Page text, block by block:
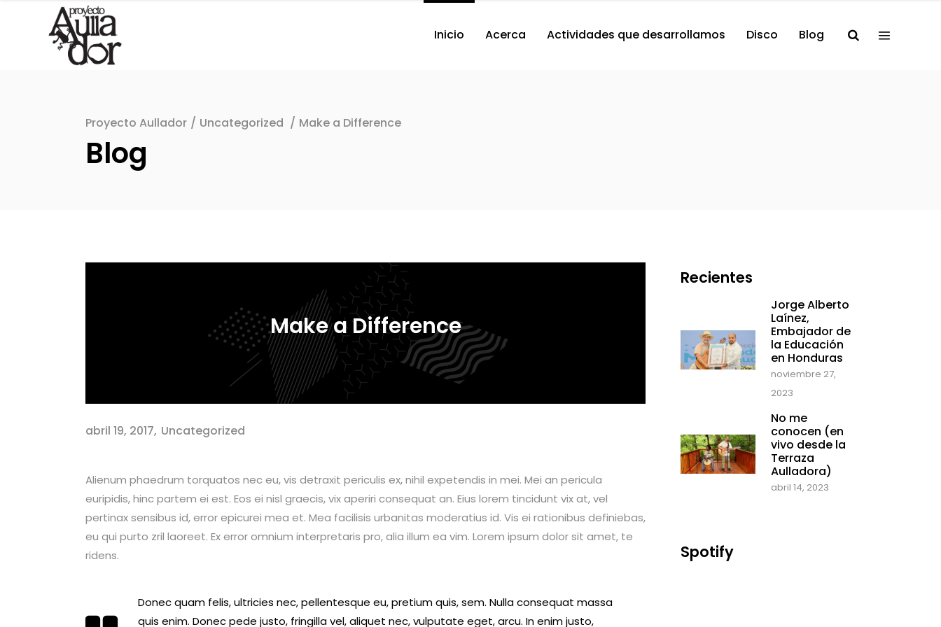
Inicio Acerca Actividades que desarrollamos Disco Blog
Proyecto Aullador / Uncategorized / Make a Difference
Blog
Make a Difference
abril 19, 2017 Uncategorized
Alienum phaedrum torquatos nec eu, vis detraxit periculis ex, nihil expetendis in mei. Mei an pericula
euripidis, hinc partem ei est. Eos ei nisl graecis, vix aperiri consequat an. Eius lorem tincidunt vix at, vel
pertinax sensibus id, error epicurei mea et. Mea facilisis urbanitas moderatius id. Vis ei rationibus definiebas,
eu qui purto zril laoreet. Ex error omnium interpretaris pro, alia illum ea vim. Lorem ipsum dolor sit amet, te
ridens.
Donec quam felis, ultricies nec, pellentesque eu, pretium quis, sem. Nulla consequat massa
quis enim. Donec pede justo, fringilla vel, aliquet nec, vulputate eget, arcu. In enim justo,
Recientes
Jorge Alberto
Laínez,
Embajador de
la Educación
en Honduras
noviembre 27,
2023
No me
conocen (en
vivo desde la
Terraza
Aulladora)
abril 14, 2023
Spotify